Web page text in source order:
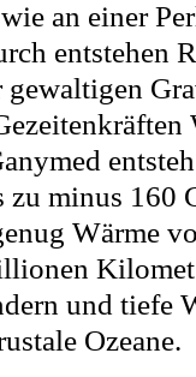
an einer
entstehen
zu minus 160
Wärme
und tiefe
Ozeane.